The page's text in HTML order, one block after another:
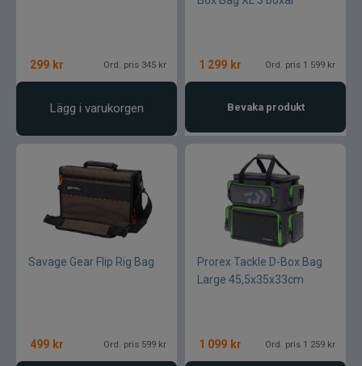
299 kr Ord. pris 345 kr
Lägg i varukorgen
1 299 kr Ord. pris 1 599 kr
Bevaka produkt
Savage Gear Flip Rig Bag
499 kr Ord. pris 599 kr
Prorex Tackle D-Box Bag
Large 45,5x35x33cm
1 099 kr Ord. pris 1 259 kr